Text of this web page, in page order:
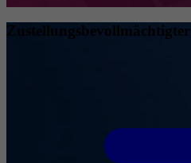
Zustellungsbevollmächtigter